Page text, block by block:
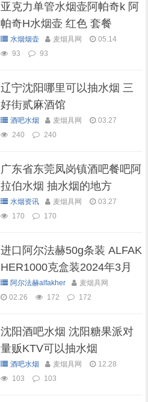
亚克力单管水烟壶阿帕奇k 阿
帕奇H水烟壶 红色 套餐
水烟烟壶 麦烟具网
05.14
93
93
辽宁沈阳哪里可以抽水烟 三
好街贰麻酒馆
酒吧水烟 麦烟具网
03.27
240
240
广东省东莞凤岗镇酒吧餐吧阿
拉伯水烟 抽水烟的地方
水烟资讯 麦烟具网
03.27
170
170
进口阿尔法赫50g条装 ALFAK
HER1000克盒装2024年3月
现货库存
阿尔法赫alfakher
麦烟具网
02.26
172 172
沈阳酒吧水烟 沈阳糖果派对
量贩KTV可以抽水烟
酒吧水烟 麦烟具网
12.28
103
103